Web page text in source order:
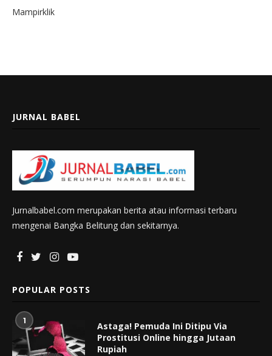
Mampirklik
JURNAL BABEL
Jurnalbabel.com merupakan berita atau informasi terbaru
mengenai Bangka Belitung dan sekitarnya.
POPULAR POSTS
1
Astaga! Pemuda Ini Ditipu Via
Prostitusi Online hingga Jutaan
Rupiah